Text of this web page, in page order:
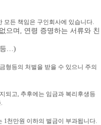
모든 책임은 구인회사에 있습니다.
으며, 연령 증명하는 서류와 친
등…)
형등의 처벌을 받을 수 있으니 주의
되고, 추후에는 임금과 복리후생등
1천만원 이하의 벌금이 부과됩니다.